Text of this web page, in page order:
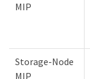
MIP
Storage-Node
MIP